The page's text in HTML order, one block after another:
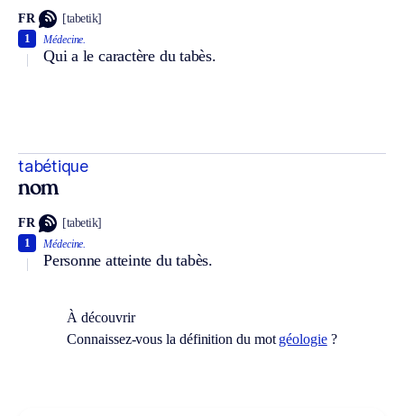
FR [tabetik]
Médecine.
Qui a le caractère du tabès.
1
tabétique
nom
FR [tabetik]
Médecine.
Personne atteinte du tabès.
1
À découvrir
Connaissez-vous la définition du mot géologie?